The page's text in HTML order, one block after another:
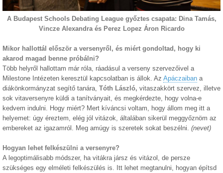
A Budapest Schools Debating League győztes csapata: Dina Tamás,
Vincze Alexandra és Perez Lopez Áron Ricardo
Mikor hallottál először a versenyről, és miért gondoltad, hogy ki
akarod magad benne próbálni?
Több helyről hallottam már róla, ráadásul a verseny szervezőivel a
Milestone Intézeten keresztül kapcsolatban is állok. Az Apáczaiban a
diákönkormányzat segítő tanára, Tóth László, vitaszakkört szervez, illetve
sok vitaversenyre küldi a tanítványait, és megkérdezte, hogy volna-e
kedvem indulni. Hogy miért? Mert kíváncsi voltam, hogy állom meg itt a
helyemet: úgy éreztem, elég jól vitázok, általában sikerül meggyőznöm az
embereket az igazamról. Meg amúgy is szeretek sokat beszélni. (nevet)
Hogyan lehet felkészülni a versenyre?
A legoptimálisabb módszer, ha vitákra jársz és vitázol, de persze
szükséges egy elméleti felkészülés is. Itt lehet megtanulni, hogyan építsd